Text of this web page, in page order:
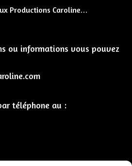
Productions Caroline…
ou informations vous pouvez
téléphone au :